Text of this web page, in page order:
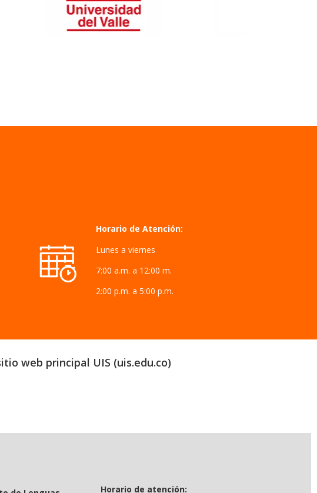
Horario de Atención:
Lunes a viernes
7:00 a.m. a 12:00 m.
2:00 p.m. a 5:00 p.m.
web principal UIS (uis.edu.co)